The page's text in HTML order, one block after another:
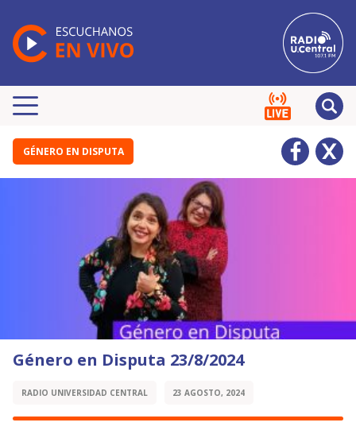
GÉNERO EN DISPUTA
Género en Disputa 23/8/2024
RADIO UNIVERSIDAD CENTRAL 23 AGOSTO, 2024